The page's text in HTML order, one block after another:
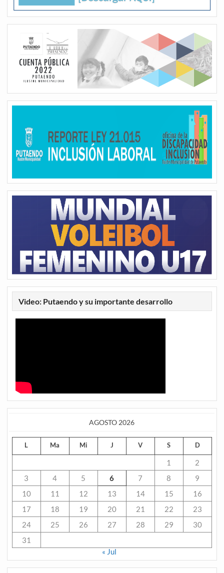
Video: Putaendo y su importante desarrollo
AGOSTO 2026
L Ma Mi J V S D
1
2
3
4 5 6 7 8
9
10
11 12 13 14 15
16
17
18 19 20 21 22
23
24
25 26 27 28 29
30
31
« Jul